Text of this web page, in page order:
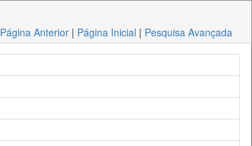
Página Anterior | Página Inicial | Pesquisa Avançada